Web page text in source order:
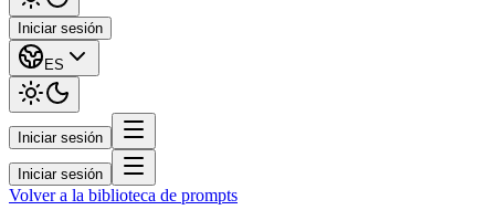
Iniciar sesión
ES
Iniciar sesión
Iniciar sesión
Volver a la biblioteca de prompts